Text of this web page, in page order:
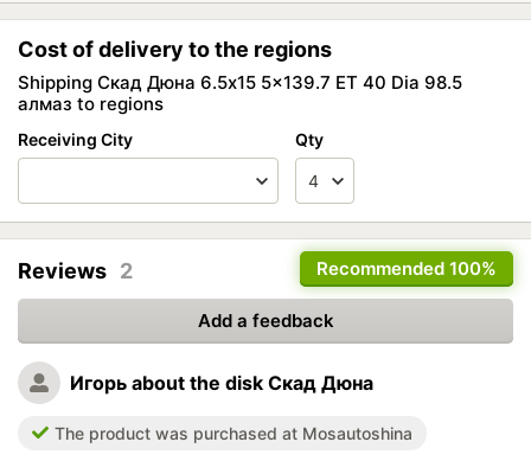
Cost of delivery to the regions
Shipping Скад Дюна 6.5x15 5x139.7 ET 40 Dia 98.5
алмаз to regions
Receiving City Qty
Recommended 100%
Reviews 2
Add a feedback
Игорь about the disk Скад Дюна
The product was purchased at Mosautoshina